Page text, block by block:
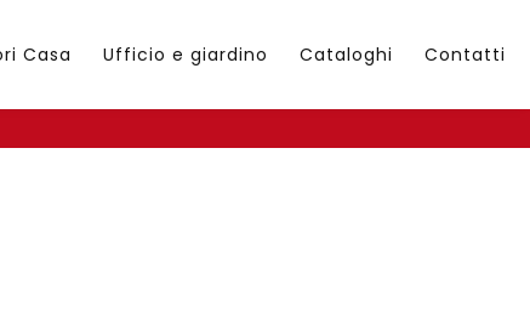
Casa Ufficio e giardino Cataloghi Contatti